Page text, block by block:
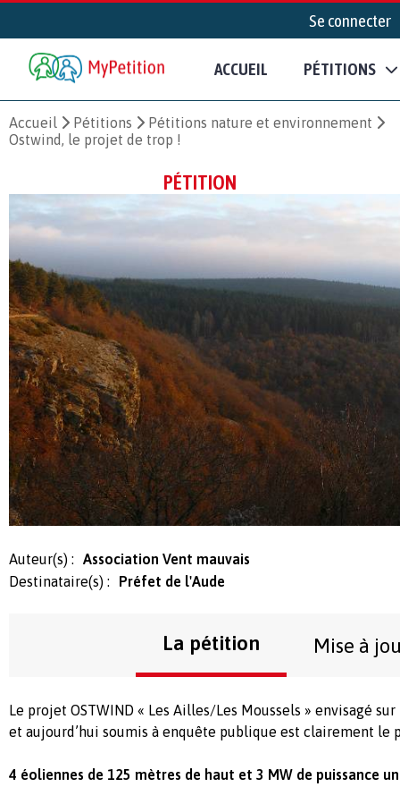
Se connecter
ACCUEIL PÉTITIONS
Accueil Pétitions
Pétitions nature et environnement
Ostwind, le projet de trop !
PÉTITION
Auteur(s) :
Association Vent mauvais
Destinataire(s) :
Préfet de l'Aude
La pétition Mise à
Le projet OSTWIND « Les Ailles/Les Moussels » envisagé
et aujourd’hui soumis à enquête publique est clairement le
4 éoliennes de 125 mètres de haut et 3 MW de puissance